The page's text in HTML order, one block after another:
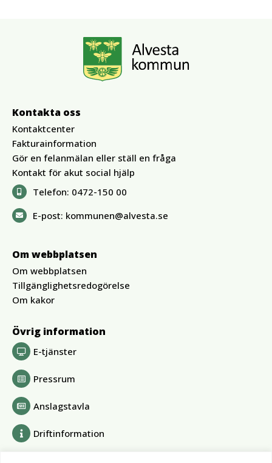
Kontakta oss
Kontaktcenter
Fakturainformation
Gör en felanmälan eller ställ en fråga
Kontakt för akut social hjälp
Telefon: 0472-150 00
E-post: kommunen@alvesta.se
Om webbplatsen
Om webbplatsen
Tillgänglighetsredogörelse
Om kakor
Övrig information
E-tjänster
Pressrum
Anslagstavla
Driftinformation